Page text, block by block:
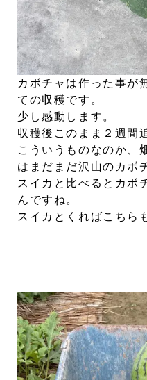
カボチャは作った事が
ての収穫です。
少し感動します。
収穫後このまま２週間
こういうものなのか、
はまだまだ沢山のカボ
スイカと比べるとカボ
んですね。
スイカとくればこちら